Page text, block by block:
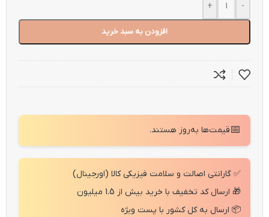
-
+
افزودن به سبد خرید
📅قیمت‌ها به‌روز هستند.
✅ گارانتی اصالت و سلامت فیزیکی کالا (اورجینال)
🎁 ارسال کد تخفیف با خرید بیش از 1.5 میلیون
📦 ارسال به کل کشور با پست ویژه